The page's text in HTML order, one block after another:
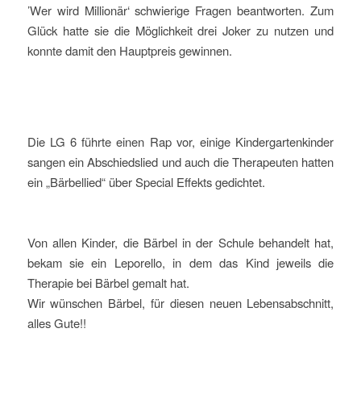
’Wer wird Millionär‘ schwierige Fragen beantworten. Zum
Glück hatte sie die Möglichkeit drei Joker zu nutzen und
konnte damit den Hauptpreis gewinnen.
Die LG 6 führte einen Rap vor, einige Kindergartenkinder
sangen ein Abschiedslied und auch die Therapeuten hatten
ein „Bärbellied“ über Special Effekts gedichtet.
Von allen Kinder, die Bärbel in der Schule behandelt hat,
bekam sie ein Leporello, in dem das Kind jeweils die
Therapie bei Bärbel gemalt hat.
Wir wünschen Bärbel, für diesen neuen Lebensabschnitt,
alles Gute!!